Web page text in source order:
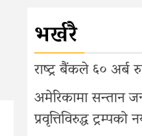
भर्खरै
राष्ट्र बैंकले ६० अर्ब
अमेरिकामा सन्तान
प्रवृत्तिविरुद्ध